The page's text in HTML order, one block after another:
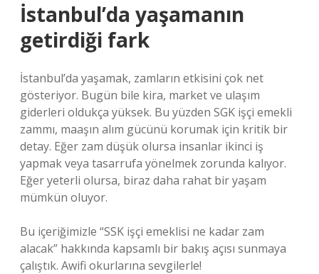
İstanbul’da yaşamanın
getirdiği fark
İstanbul’da yaşamak, zamların etkisini çok net
gösteriyor. Bugün bile kira, market ve ulaşım
giderleri oldukça yüksek. Bu yüzden SGK işçi emekli
zammı, maaşın alım gücünü korumak için kritik bir
detay. Eğer zam düşük olursa insanlar ikinci iş
yapmak veya tasarrufa yönelmek zorunda kalıyor.
Eğer yeterli olursa, biraz daha rahat bir yaşam
mümkün oluyor.
Bu içeriğimizle “SSK işçi emeklisi ne kadar zam
alacak” hakkında kapsamlı bir bakış açısı sunmaya
çalıştık. Awifi okurlarına sevgilerle!